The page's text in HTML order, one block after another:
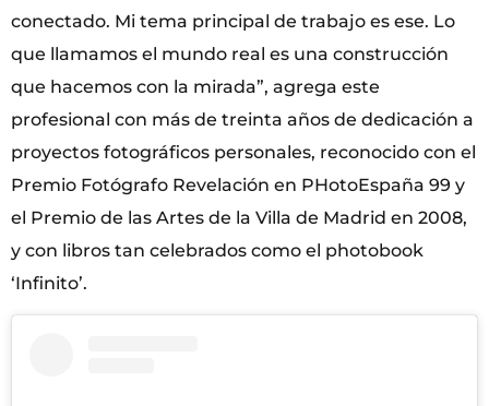
conectado. Mi tema principal de trabajo es ese. Lo
que llamamos el mundo real es una construcción
que hacemos con la mirada”, agrega este
profesional con más de treinta años de dedicación a
proyectos fotográficos personales, reconocido con el
Premio Fotógrafo Revelación en PHotoEspaña 99 y
el Premio de las Artes de la Villa de Madrid en 2008,
y con libros tan celebrados como el photobook
‘Infinito’.